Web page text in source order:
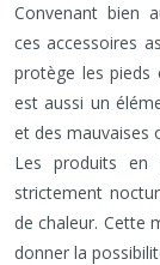
Convenant bien
ces accessoires
protège les pieds
est aussi un
et des mauvaises
Les produits en
strictement
de chaleur. Cette
donner la